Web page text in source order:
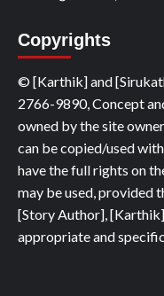
Copyrights
© [Karthik] and
2766-9890, Concept
owned by the site
can be copied/used
have the full rights on
may be used, provided
[Story Author],
appropriate and